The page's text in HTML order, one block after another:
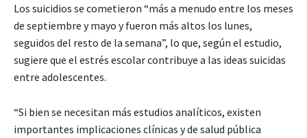
Los suicidios se cometieron “más a menudo entre los meses
de septiembre y mayo y fueron más altos los lunes,
seguidos del resto de la semana”, lo que, según el estudio,
sugiere que el estrés escolar contribuye a las ideas suicidas
entre adolescentes.
“Si bien se necesitan más estudios analíticos, existen
importantes implicaciones clínicas y de salud pública